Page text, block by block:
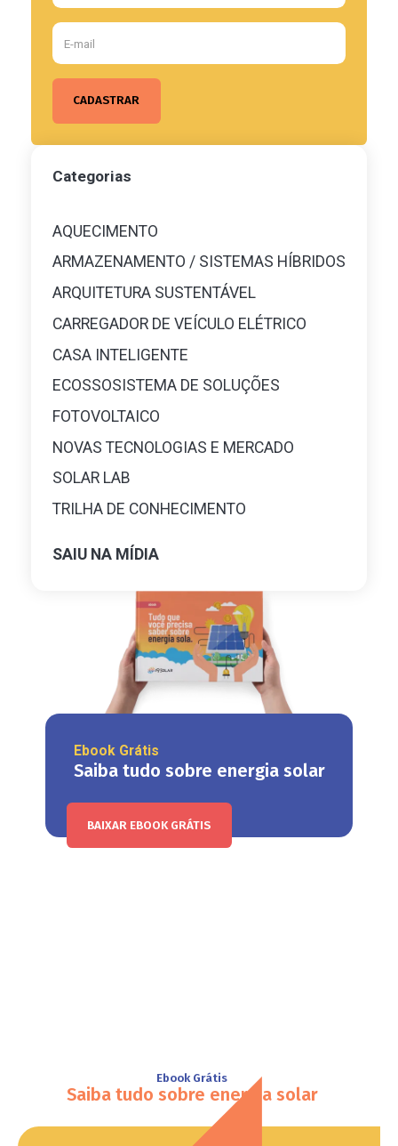
Categorias
AQUECIMENTO
ARMAZENAMENTO / SISTEMAS HÍBRIDOS
ARQUITETURA SUSTENTÁVEL
CARREGADOR DE VEÍCULO ELÉTRICO
CASA INTELIGENTE
ECOSSOSISTEMA DE SOLUÇÕES
FOTOVOLTAICO
NOVAS TECNOLOGIAS E MERCADO
SOLAR LAB
TRILHA DE CONHECIMENTO
SAIU NA MÍDIA
Ebook Grátis
Saiba tudo sobre energia solar
BAIXAR EBOOK GRÁTIS
Ebook Grátis
Saiba tudo sobre energia solar